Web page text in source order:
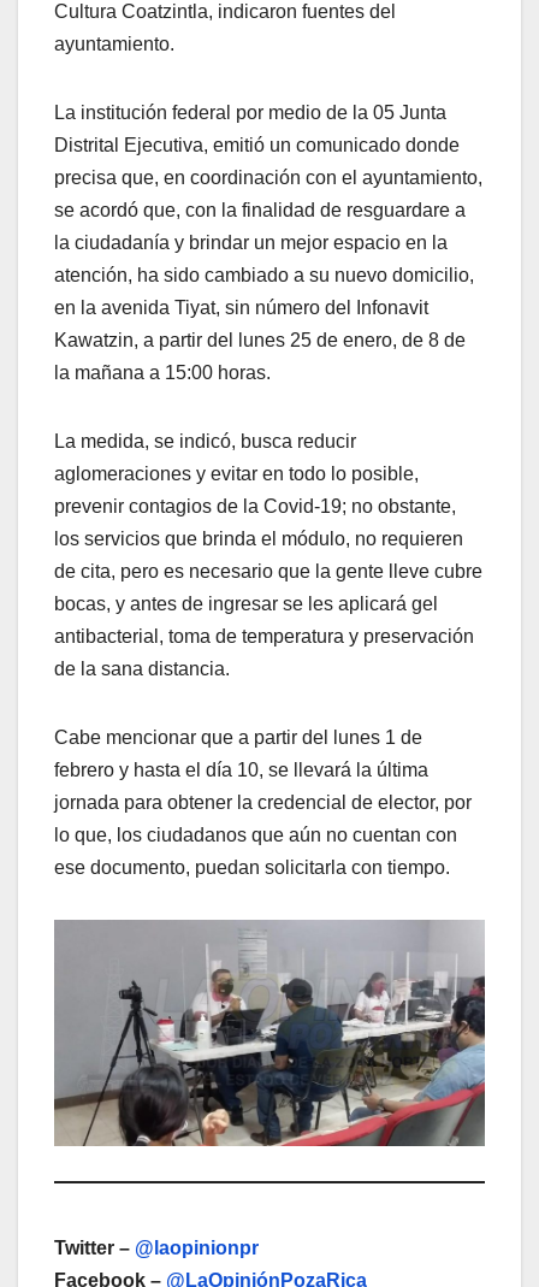
Cultura Coatzintla, indicaron fuentes del
ayuntamiento.
La institución federal por medio de la 05 Junta
Distrital Ejecutiva, emitió un comunicado donde
precisa que, en coordinación con el ayuntamiento,
se acordó que, con la finalidad de resguardare a
la ciudadanía y brindar un mejor espacio en la
atención, ha sido cambiado a su nuevo domicilio,
en la avenida Tiyat, sin número del Infonavit
Kawatzin, a partir del lunes 25 de enero, de 8 de
la mañana a 15:00 horas.
La medida, se indicó, busca reducir
aglomeraciones y evitar en todo lo posible,
prevenir contagios de la Covid-19; no obstante,
los servicios que brinda el módulo, no requieren
de cita, pero es necesario que la gente lleve cubre
bocas, y antes de ingresar se les aplicará gel
antibacterial, toma de temperatura y preservación
de la sana distancia.
Cabe mencionar que a partir del lunes 1 de
febrero y hasta el día 10, se llevará la última
jornada para obtener la credencial de elector, por
lo que, los ciudadanos que aún no cuentan con
ese documento, puedan solicitarla con tiempo.
Twitter – @laopinionpr
Facebook – @LaOpiniónPozaRica